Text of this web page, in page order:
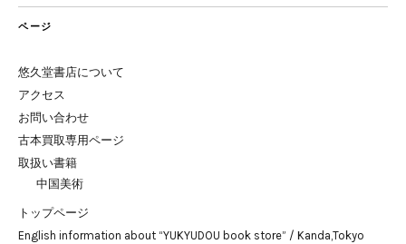
ページ
悠久堂書店について
アクセス
お問い合わせ
古本買取専用ページ
取扱い書籍
中国美術
トップページ
English information about “YUKYUDOU book store” / Kanda,Tokyo